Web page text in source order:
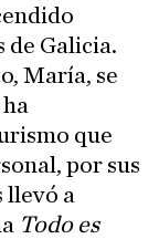
de Galicia.
María, se
que
por sus
llevó a
Todo es